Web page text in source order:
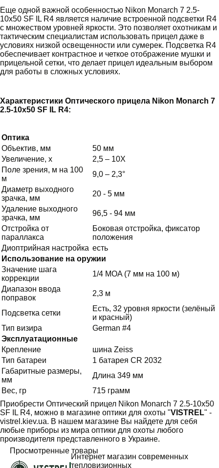
Еще одной важной особенностью Nikon Monarch 7 2.5-
10x50 SF IL R4 является наличие встроенной подсветки R4
с множеством уровней яркости. Это позволяет охотникам и
тактическим специалистам использовать прицел даже в
условиях низкой освещенности или сумерек. Подсветка R4
обеспечивает контрастное и четкое отображение мушки и
прицельной сетки, что делает прицел идеальным выбором
для работы в сложных условиях.
Характеристики Оптического прицела Nikon Monarch 7
2.5-10x50 SF IL R4:
Оптика
Объектив, мм
50 мм
Увеличение, х
2,5 – 10Х
Поле зрения, м на 100
м
9,0 – 2,3°
Диаметр выходного
зрачка, мм
20 - 5 мм
Удаление выходного
зрачка, мм
96,5 - 94 мм
Отстройка от
параллакса
Боковая отстройка, фиксатор
положения
Диоптрийная настройка есть
Использование на оружии
Значение шага
коррекции
1/4 MOA (7 мм на 100 м)
Диапазон ввода
поправок
2,3 м
Подсветка сетки
Есть, 32 уровня яркости (зелёный
и красный)
Тип визира
German #4
Эксплуатационные
Крепление
шина Zeiss
Тип батареи
1 батарея CR 2032
Габаритные размеры,
мм
Длина 349 мм
Вес, гр
715 грамм
Приобрести Оптический прицел Nikon Monarch 7 2.5-10x50
SF IL R4, можно в магазине оптики для охоты "VISTREL" -
vistrel.kiev.ua. В нашем магазине Вы найдете для себя
любые приборы из мира оптики для охоты любого
производителя представленного в Украине.
Просмотренные товары
Интернет магазин современных
тепловизионных